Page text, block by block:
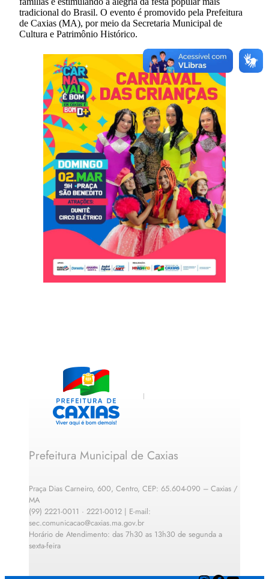
tradicional do Brasil. O evento é promovido pela Prefeitura
de Caxias (MA), por meio da Secretaria Municipal de
Cultura e Patrimônio Histórico.
Prefeitura Municipal de Caxias
Praça Dias Carneiro, 600, Centro, CEP: 65.604-090 – Caxias /
MA
(99) 2221-0011 · 2221-0012 | E-mail:
sec.comunicacao@caxias.ma.gov.br
Horário de Atendimento: das 7h30 as 13h30 de segunda a
sexta-feira